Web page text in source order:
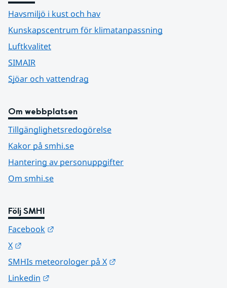
Havsmiljö i kust och hav
Kunskapscentrum för klimatanpassning
Luftkvalitet
SIMAIR
Sjöar och vattendrag
Om webbplatsen
Tillgänglighetsredogörelse
Kakor på smhi.se
Hantering av personuppgifter
Om smhi.se
Följ SMHI
Facebook
X
SMHIs meteorologer på X
Linkedin